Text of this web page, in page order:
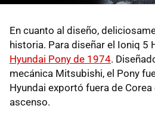
En cuanto al diseño,
historia. Para diseñar el Ioniq 5
Hyundai Pony de 1974.
mecánica Mitsubishi, el Pony
Hyundai exportó fuera de
ascenso.